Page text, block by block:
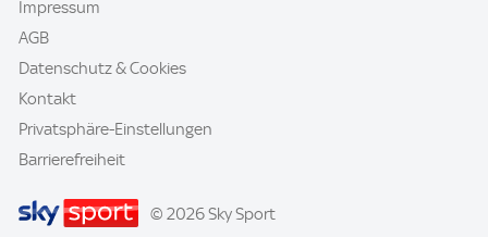
Impressum
AGB
Datenschutz & Cookies
Kontakt
Privatsphäre-Einstellungen
Barrierefreiheit
© 2026 Sky Sport